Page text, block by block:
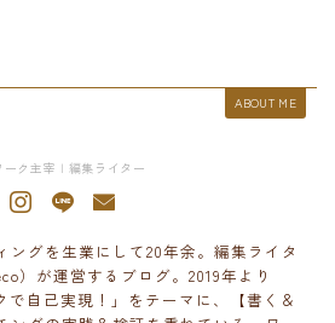
ABOUT ME
ーク主宰 | 編集ライター
ングを生業にして20年余。編集ライタ
）が運営するブログ。2019年より
で自己実現！」をテーマに、【書く＆